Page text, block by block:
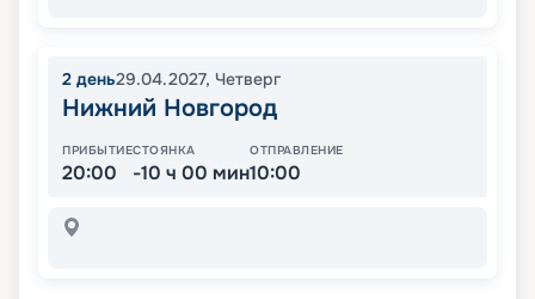
2 день29.04.2027, Четверг
Нижний Новгород
ПРИБЫТИЕ
20:00
СТОЯНКА
-10 ч 00 мин
ОТПРАВЛЕНИЕ
10:00